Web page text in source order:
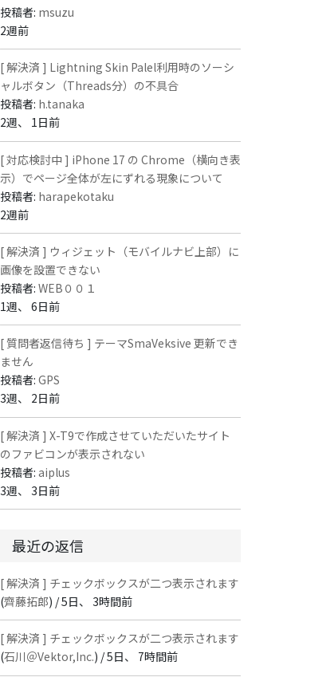
投稿者: msuzu
2週前
[ 解決済 ] Lightning Skin Palel利用時のソーシ
ャルボタン（Threads分）の不具合
投稿者: h.tanaka
2週、 1日前
[ 対応検討中 ] iPhone 17 の Chrome（横向き表
示）でページ全体が左にずれる現象について
投稿者: harapekotaku
2週前
[ 解決済 ] ウィジェット（モバイルナビ上部）に
画像を設置できない
投稿者:WEB００１
1週、 6日前
[ 質問者返信待ち ] テーマSmaVeksive 更新でき
ません
投稿者:GPS
3週、 2日前
[ 解決済 ] X-T9で作成させていただいたサイト
のファビコンが表示されない
投稿者:aiplus
3週、 3日前
最近の返信
[ 解決済 ] チェックボックスが二つ表示されます
(齊藤拓郎) /5日、 3時間前
[ 解決済 ] チェックボックスが二つ表示されます
(石川＠Vektor,Inc.) /5日、 7時間前